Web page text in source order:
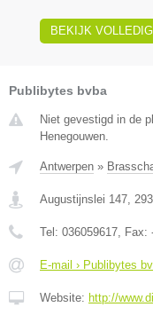
BEKIJK
Publibytes bvba
Niet gevestigd in de
Henegouwen.
Antwerpen »
Augustijnslei 147,
Tel: 036059617, Fax:
E-mail › Publibytes
Website: http://